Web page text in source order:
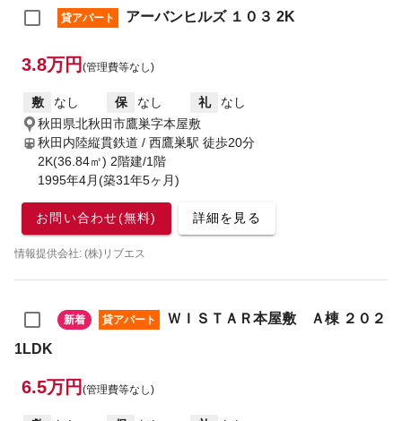
貸アパート アーバンヒルズ １０３ 2K
3.8万円 (管理費等なし)
敷 なし 保 なし 礼
なし
秋田県北秋田市鷹巣字本屋敷
秋田内陸縦貫鉄道 / 西鷹巣駅 徒歩20分
2K(36.84㎡) 2階建/1階
1995年4月(築31年5ヶ月)
お問い合わせ(無料) 詳細を見る
情報提供会社: (株)リブエス
新着 貸アパート
ＷＩＳＴＡＲ本屋敷 Ａ棟 ２０２
1LDK
6.5万円 (管理費等なし)